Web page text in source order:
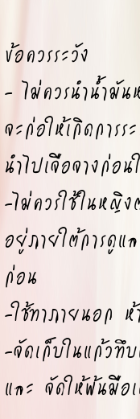
ข้อควรระวัง
- ไม่ควรนำน้ำมัน
จะก่อให้เกิดการ
นำไปเจือจางก่อ
-ไม่ควรใช้ในหญิ
อยู่ภายใต้การดู
ก่อน
-ใช้ทาภายนอก
-จัดเก็บในแก้วทึ
และ จัดให้พ้นมือ